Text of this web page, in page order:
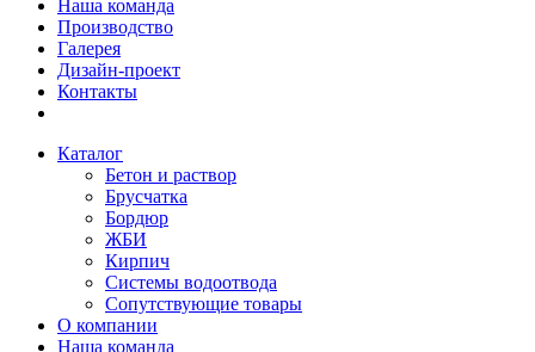
Наша команда
Производство
Галерея
Дизайн-проект
Контакты
Каталог
Бетон и раствор
Брусчатка
Бордюр
ЖБИ
Кирпич
Системы водоотвода
Сопутствующие товары
О компании
Наша команда